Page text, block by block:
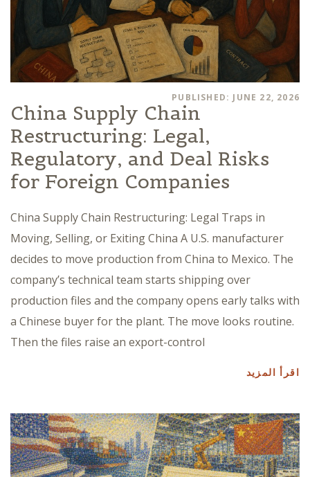
PUBLISHED: JUNE 22, 2026
China Supply Chain
Restructuring: Legal,
Regulatory, and Deal Risks
for Foreign Companies
China Supply Chain Restructuring: Legal Traps in
Moving, Selling, or Exiting China A U.S. manufacturer
decides to move production from China to Mexico. The
company’s technical team starts shipping over
production files and the company opens early talks with
a Chinese buyer for the plant. The move looks routine.
Then the files raise an export-control
اقرأ المزيد